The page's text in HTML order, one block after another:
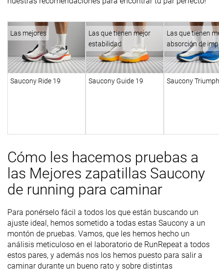
Las mejores
Saucony Ride 19
Las que tienen mejor
estabilidad
Saucony Guide 19
Las que tienen
absorción de
Saucony
Cómo les hacemos pruebas a
las Mejores zapatillas Saucony
de running para caminar
Para ponérselo fácil a todos los que están buscando un
ajuste ideal, hemos sometido a todas estas Saucony a un
montón de pruebas. Vamos, que les hemos hecho un
análisis meticuloso en el laboratorio de RunRepeat a todos
estos pares, y además nos los hemos puesto para salir a
caminar durante un bueno rato y sobre distintas